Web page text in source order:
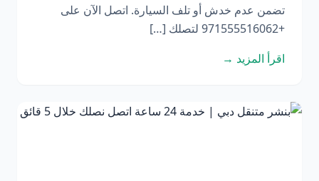
تضمن عدم خدش أو تلف السيارة. اتصل الآن على
+971555516062 لتصلك […]
اقرأ المزيد →